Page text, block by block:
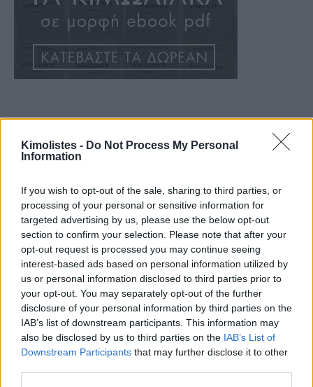
Kimolistes - Do Not Process My Personal
Information
If you wish to opt-out of the sale, sharing to third parties, or
processing of your personal or sensitive information for
targeted advertising by us, please use the below opt-out
section to confirm your selection. Please note that after your
opt-out request is processed you may continue seeing
interest-based ads based on personal information utilized by
us or personal information disclosed to third parties prior to
your opt-out. You may separately opt-out of the further
disclosure of your personal information by third parties on the
IAB’s list of downstream participants. This information may
also be disclosed by us to third parties on the IAB’s List of
Downstream Participants that may further disclose it to other